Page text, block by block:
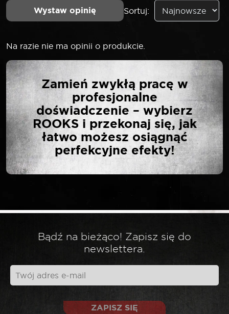
Wystaw opinię Sortuj:
Na razie nie ma opinii o produkcie.
NAPISZ PIERWSZĄ
OPINIĘ O „ROOKS
ZESTAW KLUCZY
TRZPIENIOWYCH I
IMBUSOWYCH
HEX/TORX 42
ELEMENTÓW”
Wymagane pola są oznaczone*
Twoja ocena*
Twoja opinia *
Zamień zwykłą pracę w
profesjonalne
doświadczenie – wybierz
ROOKS i przekonaj się, jak
łatwo możesz osiągnąć
perfekcyjne efekty!
Bądź na bieżąco! Zapisz się do
newslettera.
ZAPISZ SIĘ